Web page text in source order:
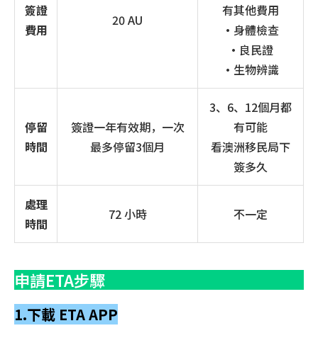
簽證
費用
20 AU
有其他費用
•身體檢查
•良民證
•生物辨識
停留
時間
簽證一年有效期，一次
最多停留3個月
3、6、12個月都
有可能
看澳洲移民局下
簽多久
處理
時間
72 小時 不一定
申請ETA步驟
1.下載 ETA APP